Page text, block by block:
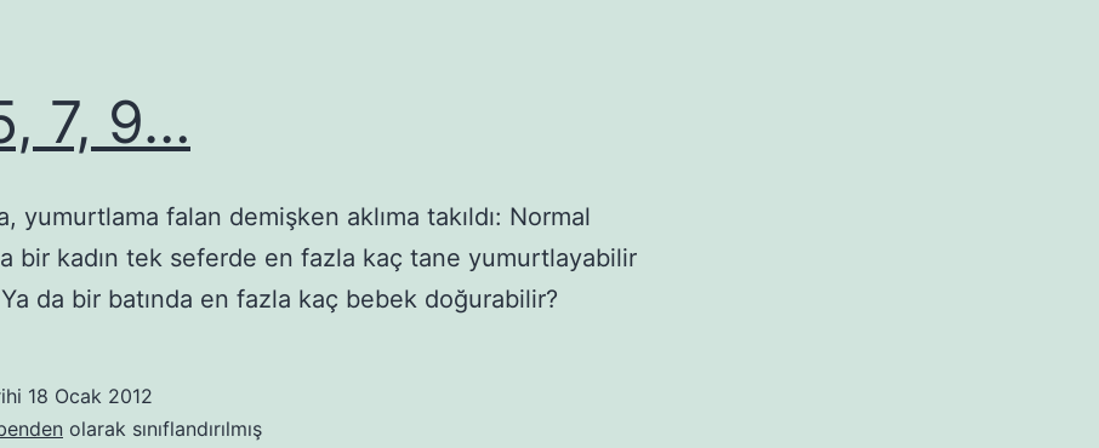
7, 9…
yumurtlama falan demişken aklıma takıldı: Normal
bir kadın tek seferde en fazla kaç tane yumurtlayabilir
da bir batında en fazla kaç bebek doğurabilir?
18 Ocak 2012
olarak sınıflandırılmış